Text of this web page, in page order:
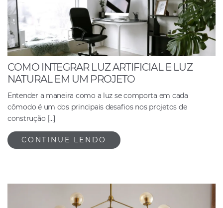
COMO INTEGRAR LUZ ARTIFICIAL E LUZ
NATURAL EM UM PROJETO
Entender a maneira como a luz se comporta em cada
cômodo é um dos principais desafios nos projetos de
construção […]
CONTINUE LENDO